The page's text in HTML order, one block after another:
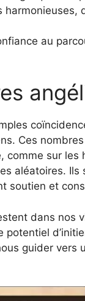
au
Ces
sur les
aléatoires.
soutien et
dans nos
guider vers